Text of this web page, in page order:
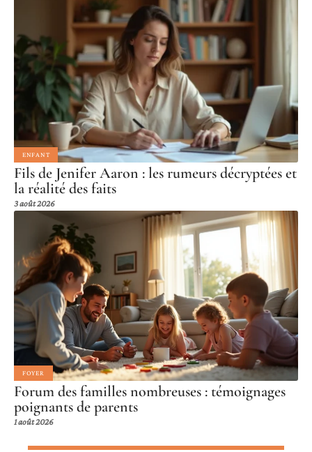
ENFANT
Fils de Jenifer Aaron : les rumeurs décryptées et
la réalité des faits
3 août 2026
FOYER
Forum des familles nombreuses : témoignages
poignants de parents
1 août 2026